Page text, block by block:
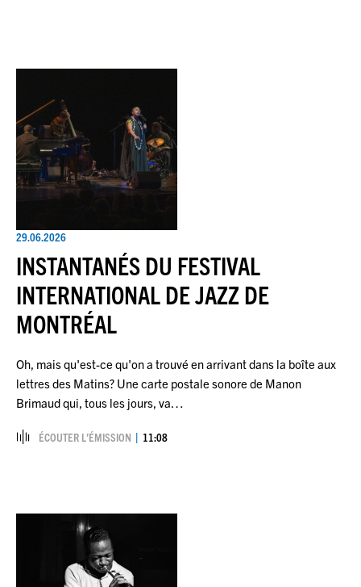
29.06.2026
INSTANTANÉS DU FESTIVAL
INTERNATIONAL DE JAZZ DE
MONTRÉAL
Oh, mais qu'est-ce qu'on a trouvé en arrivant dans la boîte aux
lettres des Matins? Une carte postale sonore de Manon
Brimaud qui, tous les jours, va…
ÉCOUTER L’ÉMISSION 11:08